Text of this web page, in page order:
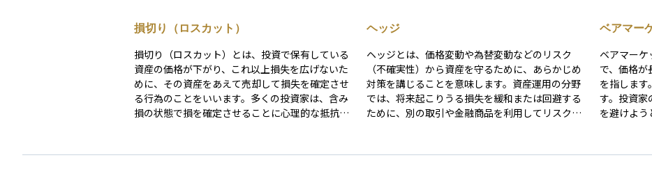
得る戦略として、ロング（買い）とは逆方向の取
引になります。信用取引や先物取引、オプション
取引などで使われることが多く、ヘッジ目的（保
有資産のリスク回避）としても活用されます。た
だし、価格が予想に反して上昇すると、損失が無
限大に拡大するリスクがあるため、リスク管理が
非常に重要な戦略でもあります。
可能性がある、手数料をはじめとした費用がかか
る点が挙げられる。
能性がある
引では、
株を「売
が下がる
心者にと
資金管理
重に扱う
損切り（ロスカット）
損切り（ロスカット）とは、投資で保有している
資産の価格が下がり、これ以上損失を広げないた
めに、その資産をあえて売却して損失を確定させ
る行為のことをいいます。多くの投資家は、含み
損の状態で損を確定させることに心理的な抵抗を
ます。そのため、あらかじめ損失の許容範囲を決
ヘッジ
ヘッジとは、価格変動や為替変動などのリスク
（不確実性）から資産を守るために、あらかじめ
対策を講じることを意味します。資産運用の分野
では、将来起こりうる損失を緩和または回避する
ために、別の取引や金融商品を利用してリスクを
目減りするリスクがあります。このとき、為替予
ベアマー
ベアマー
で、価格
を指します
す。投資家
を避けよ
クなどがき